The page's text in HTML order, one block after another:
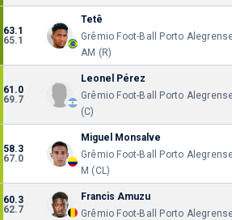
63.1
65.1
Tetê
Grêmio Foot-Ball Porto Alegrense
AM (R)
61.0
69.7
Leonel Pérez
Grêmio Foot-Ball Porto
(C)
58.3
67.0
Miguel Monsalve
Grêmio Foot-Ball Porto Alegrense
M (CL)
60.3
62.7
Francis Amuzu
Grêmio Foot-Ball Porto Alegrense